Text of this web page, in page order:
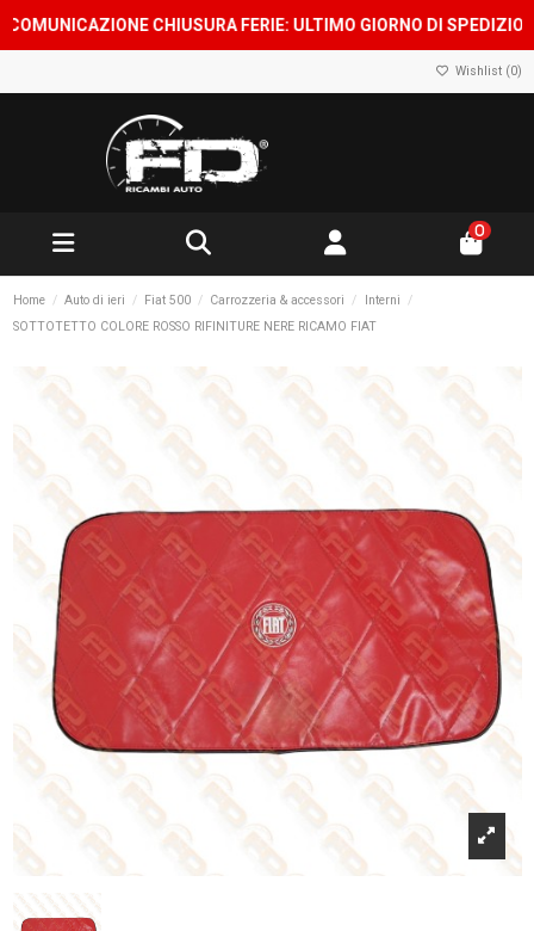
CHIUSURA FERIE: ULTIMO GIORNO DI SPEDIZIONE
Wishlist (0)
0
Home Auto di ieri Fiat 500 Carrozzeria & accessori
Interni
SOTTOTETTO COLORE ROSSO RIFINITURE NERE RICAMO FIAT